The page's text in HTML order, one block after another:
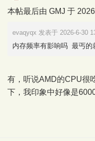
本帖最后由 GMJ 于
evaqyqx 发表于 2026-6-30
内存频率有影响吗 最丐的
有，听说AMD的CPU很
下，我印象中好像是